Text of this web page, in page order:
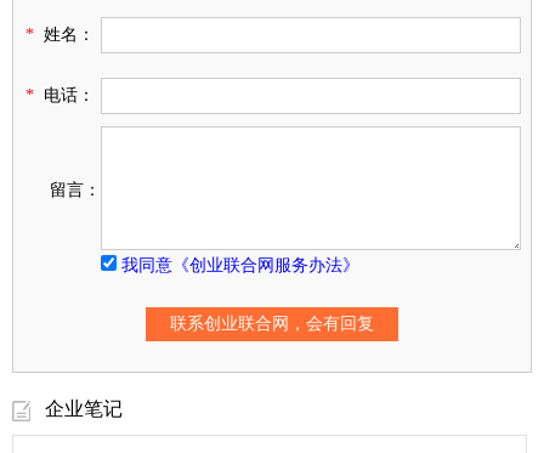
* 姓名：
* 电话：
留言：
我同意《创业联合网服务办法》
企业笔记